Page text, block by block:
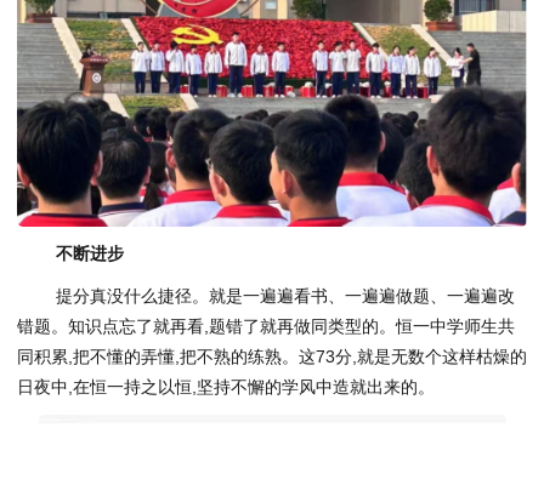
不断进步
提分真没什么捷径。就是一遍遍看书、一遍遍做题、一遍遍改
错题。知识点忘了就再看,题错了就再做同类型的。恒一中学师生共
同积累,把不懂的弄懂,把不熟的练熟。这73分,就是无数个这样枯燥的
日夜中,在恒一持之以恒,坚持不懈的学风中造就出来的。